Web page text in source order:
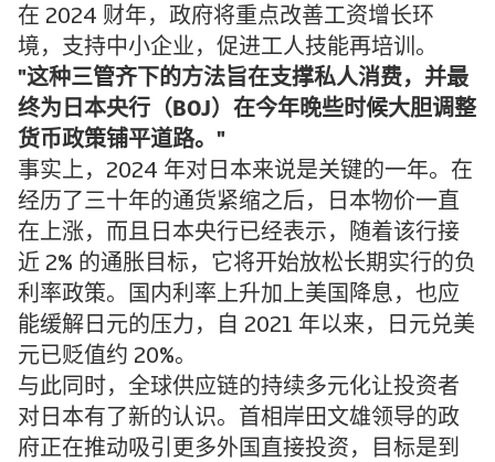
在 2024 财年，政府将重点改善工资增长环
境，支持中小企业，促进工人技能再培训。
这种三管齐下的方法旨在支撑私人消费，并最
终为日本央行（BOJ）在今年晚些时候大胆调整
货币政策铺平道路。
事实上，2024 年对日本来说是关键的一年。在
经历了三十年的通货紧缩之后，日本物价一直
在上涨，而且日本央行已经表示，随着该行接
近 2% 的通胀目标，它将开始放松长期实行的负
利率政策。国内利率上升加上美国降息，也应
能缓解日元的压力，自 2021 年以来，日元兑美
元已贬值约 20%。
与此同时，全球供应链的持续多元化让投资者
对日本有了新的认识。首相岸田文雄领导的政
府正在推动吸引更多外国直接投资，目标是到